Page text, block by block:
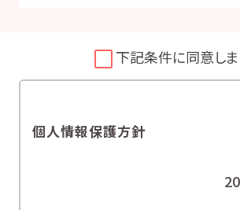
下記条件に同意しま
個人情報保護方針